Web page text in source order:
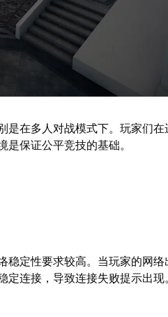
是在多人对战模式下。玩家们在
保证公平竞技的基础。
稳定性要求较高。当玩家的网络
连接，导致连接失败提示出现